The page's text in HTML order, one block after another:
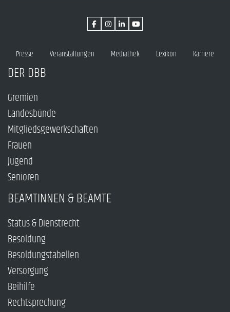
Presse Veranstaltungen Mediathek Lexikon Karriere
DER DBB
Gremien
Landesbünde
Mitgliedsgewerkschaften
Frauen
Jugend
Senioren
BEAMTINNEN & BEAMTE
Status & Dienstrecht
Besoldung
Besoldungstabellen
Versorgung
Beihilfe
Rechtsprechung